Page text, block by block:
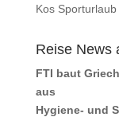
Kos Sporturlaub
Reise News
FTI baut
aus
Hygiene- und